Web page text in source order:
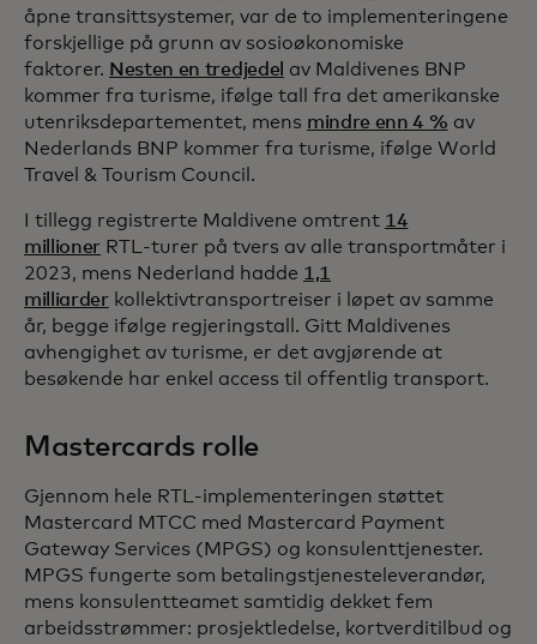
åpne transittsystemer, var de to implementeringene
forskjellige på grunn av sosioøkonomiske
faktorer. Nesten en tredjedel av Maldivenes BNP
kommer fra turisme, ifølge tall fra det amerikanske
utenriksdepartementet, mens mindre enn 4 % av
Nederlands BNP kommer fra turisme, ifølge World
Travel & Tourism Council.
I tillegg registrerte Maldivene omtrent 14
millioner RTL-turer på tvers av alle transportmåter i
2023, mens Nederland hadde 1,1
milliarderkollektivtransportreiser i løpet av samme
år, begge ifølge regjeringstall. Gitt Maldivenes
avhengighet av turisme, er det avgjørende at
besøkende har enkel access til offentlig transport.
Mastercards rolle
Gjennom hele RTL-implementeringen støttet
Mastercard MTCC med Mastercard Payment
Gateway Services (MPGS) og konsulenttjenester.
MPGS fungerte som betalingstjenesteleverandør,
mens konsulentteamet samtidig dekket fem
arbeidsstrømmer: prosjektledelse, kortverditilbud og